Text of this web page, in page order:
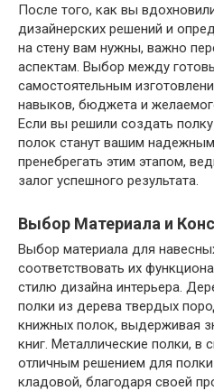
После того, как вы
дизайнерских решений и
на стену вам нужны, важно
аспектам. Выбор между
самостоятельным
навыков, бюджета и
Если вы решили создать
полок станут вашим
пренебрегать этим этапом,
залог успешного результата.
Выбор Материала и
Выбор материала для
соответствовать их
стилю дизайна интерьера.
полки из дерева твердых
книжных полок, выдерживая
книг. Металлические полки, в
отличным решением для
кладовой, благодаря своей